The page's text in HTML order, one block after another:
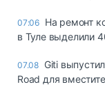
07:06 На ремонт
в Туле выделили
07.08 Giti
Road для